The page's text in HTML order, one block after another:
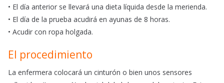
• El día anterior se llevará una dieta líquida desde la merienda.
• El día de la prueba acudirá en ayunas de 8 horas.
• Acudir con ropa holgada.
El procedimiento
La enfermera colocará un cinturón o bien unos sensores